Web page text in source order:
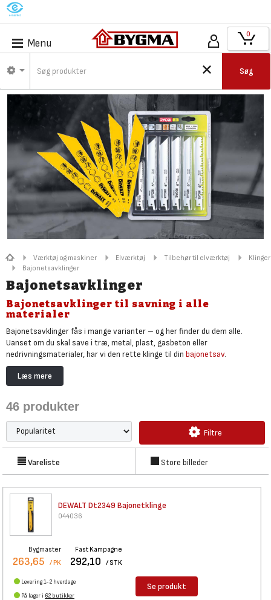
M
Menu
Søg
0
Værktøj og maskiner Elværktøj Tilbehør til elværktøj
Klinger
Bajonetsavklinger
Bajonetsavklinger
Bajonetsavklinger til savning i alle
materialer
Bajonetsavklinger fås i mange varianter – og her finder du dem alle.
Uanset om du skal save i træ, metal, plast, gasbeton eller
nedrivningsmaterialer, har vi den rette klinge til din bajonetsav.
Vælg grovtandede klinger til hurtig nedrivning, fintandede til at skære
præcise snit, eller specialklinger til savning i sømbefængt træ, rustfrit
kvalitet fra kendte mærker som Milwaukee, DEWALT og Ryobi.
Den rigtige bajonetsavklinge gør arbejdet hurtigere, lettere og mere
effektivt, ligesom du undgår skader på værktøj, materialer eller dig selv –
både for professionelle og gør-det-selv-entusiaster. Find klingen, der
passer til både opgaven og din maskine.
Læs mere
46 produkter
Filtre
Vareliste Store billeder
DEWALT Dt2349 Bajonetklinge
044036
Bygmaster
263,65 / PK
Fast Kampagne
292,10 / STK
Levering 1-2 hverdage
På lager i 62 butikker
Se produkt